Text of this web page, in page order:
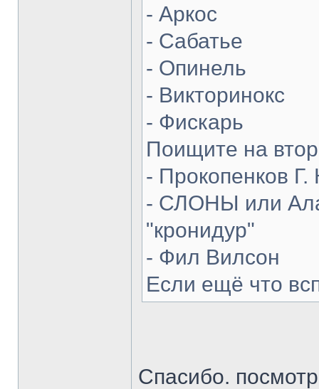
- Аркос
- Сабатье
- Опинель
- Викторинокс
- Фискарь
Поищите на
- Прокопенков Г.
- СЛОНЫ или
"кронидур"
- Фил Вилсон
Если ещё что
Спасибо.